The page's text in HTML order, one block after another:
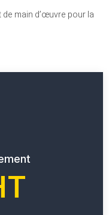
main d’œuvre pour la